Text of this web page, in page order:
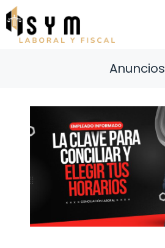
Saltar
al
contenido
Anuncios